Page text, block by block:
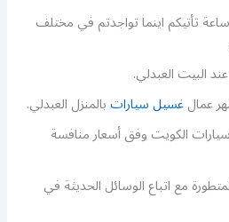
غسيل سيارات متنقل 24 ساعة تأتيكم اينما تواجدتم في مختلف
البيت العبدلي.
عمالغسيل سياراتبالمنزل العبدلي.
الكويت وفق أسعار منافسة
مع اتباع الوسائل الحديثة في